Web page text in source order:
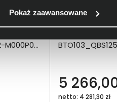
Pokaż zaawansowane
M000P0
Włóż do
torby
5
netto: 4 281,30 zł